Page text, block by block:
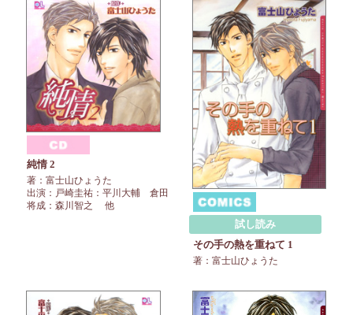
純情 2
著：富士山ひょうた
出演：戸崎圭祐：平川大輔 倉田
将成：森川智之 他
試し読み
その手の熱を重ねて 1
著：富士山ひょうた